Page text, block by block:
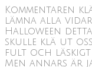
Kommentaren
lämna alla
Halloween
skulle klä ut
fult och läskigt
Men annars är